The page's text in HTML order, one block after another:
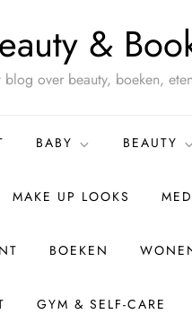
&
blog over beauty, boeken,
BABY BEAUTY
MAKE UP LOOKS
BOEKEN
GYM & SELF-CARE